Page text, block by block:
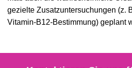
gezielte Zusatzuntersuchungen (z.
Vitamin-B12-Bestimmung) geplant